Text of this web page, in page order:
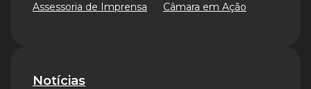
Assessoria de Imprensa Câmara em Ação
Notícias